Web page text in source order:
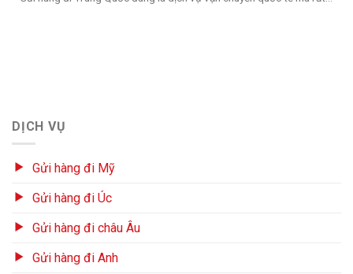
DỊCH VỤ
Gửi hàng đi Mỹ
Gửi hàng đi Úc
Gửi hàng đi châu Âu
Gửi hàng đi Anh